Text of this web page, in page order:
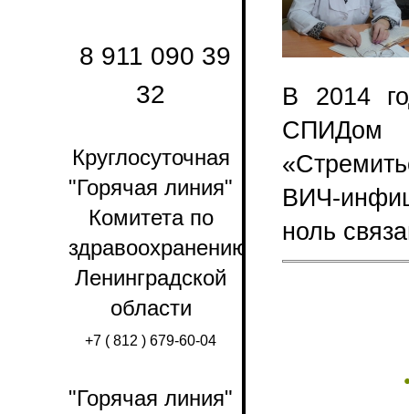
8 911 090 39
32
Круглосуточная
"Горячая линия"
Комитета по
здравоохранению
Ленинградской
области
+7 ( 812 ) 679-60-04
"Горячая линия"
В 2014
ВИЧ-
ноль